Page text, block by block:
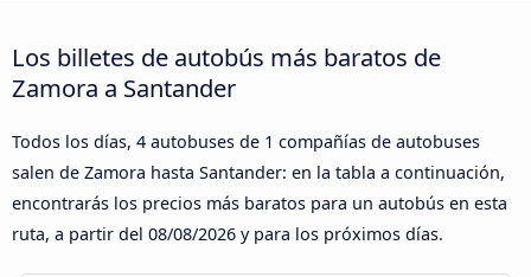
Los billetes de autobús más baratos de
Zamora a Santander
Todos los días, 4 autobuses de 1 compañías de autobuses
salen de Zamora hasta Santander: en la tabla a continuación,
encontrarás los precios más baratos para un autobús en esta
ruta, a partir del 08/08/2026 y para los próximos días.